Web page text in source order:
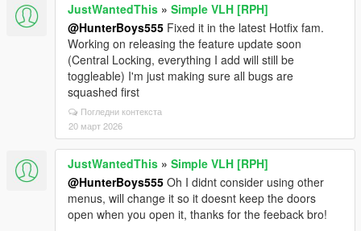
JustWantedThis » Simple VLH [RPH]
@HunterBoys555 Fixed it in the latest Hotfix fam.
Working on releasing the feature update soon
(Central Locking, everything I add will still be
toggleable) I'm just making sure all bugs are
squashed first
Погледни контекста
20 март 2026
JustWantedThis » Simple VLH [RPH]
@HunterBoys555 Oh I didnt consider using other
menus, will change it so it doesnt keep the doors
open when you open it, thanks for the feeback bro!